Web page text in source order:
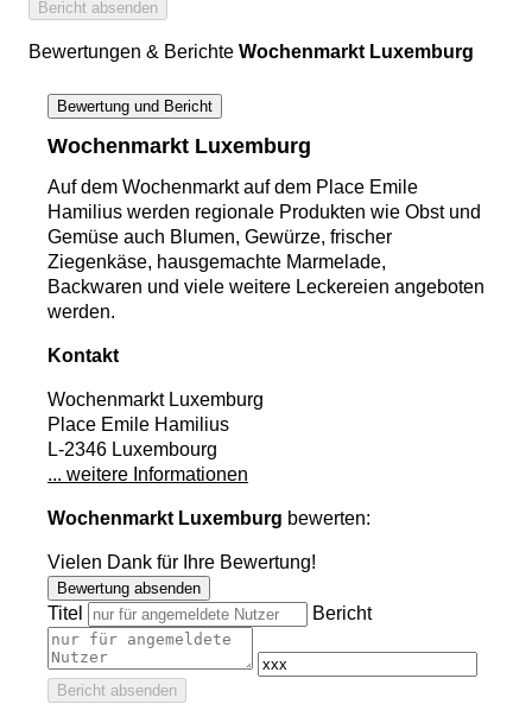
Bericht absenden
Bewertungen & Berichte Wochenmarkt Luxemburg
Bewertung und Bericht
Wochenmarkt Luxemburg
Auf dem Wochenmarkt auf dem Place Emile
Hamilius werden regionale Produkten wie Obst und
Gemüse auch Blumen, Gewürze, frischer
Ziegenkäse, hausgemachte Marmelade,
Backwaren und viele weitere Leckereien angeboten
werden.
Kontakt
Wochenmarkt Luxemburg
Place Emile Hamilius
L-2346 Luxembourg
... weitere Informationen
Wochenmarkt Luxemburg bewerten:
Vielen Dank für Ihre Bewertung!
Bewertung absenden
Titel Bericht
Bericht absenden